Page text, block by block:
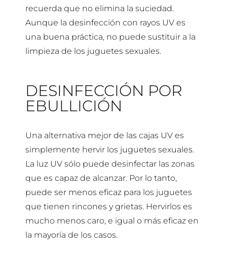
recuerda que no elimina la suciedad.
Aunque la desinfección con rayos UV es
una buena práctica, no puede sustituir a la
limpieza de los juguetes sexuales.
DESINFECCIÓN POR
EBULLICIÓN
Una alternativa mejor de las cajas UV es
simplemente hervir los juguetes sexuales.
La luz UV sólo puede desinfectar las zonas
que es capaz de alcanzar. Por lo tanto,
puede ser menos eficaz para los juguetes
que tienen rincones y grietas. Hervirlos es
mucho menos caro, e igual o más eficaz en
la mayoría de los casos.